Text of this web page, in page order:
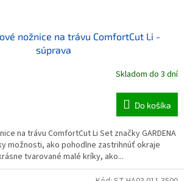
nožnice na trávu ComfortCut Li -
súprava
Skladom do 3 dní
Do košíka
na trávu ComfortCut Li Set značky GARDENA
možnosti, ako pohodlne zastrihnúť okraje
tvarované malé kríky, ako...